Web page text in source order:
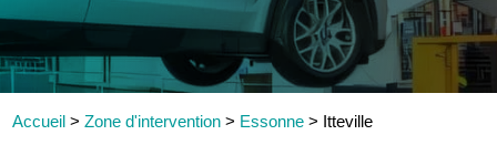
Accueil >Zone d'intervention > Essonne > Itteville